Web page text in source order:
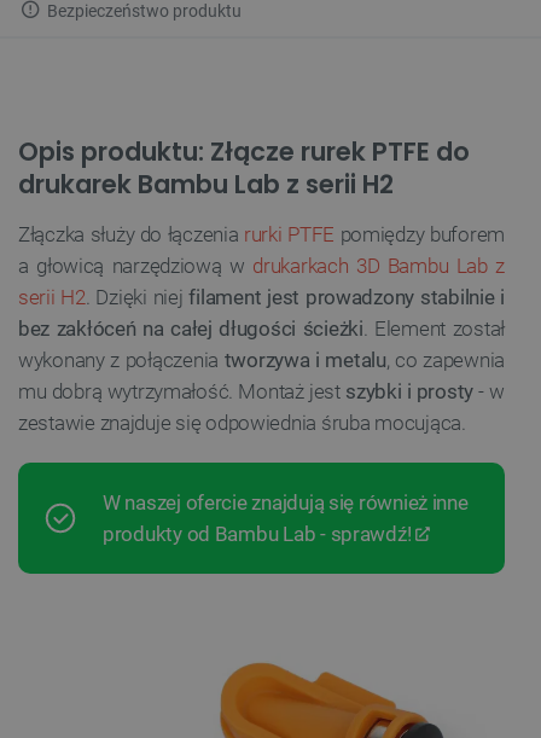
Bezpieczeństwo produktu
Opis produktu: Złącze rurek PTFE do
drukarek Bambu Lab z serii H2
Złączka służy do łączenia rurki PTFE pomiędzy buforem
a głowicą narzędziową w drukarkach 3D Bambu Lab z
serii H2. Dzięki niejfilament jest prowadzony stabilnie i
bez zakłóceń na całej długości ścieżki. Element został
wykonany z połączenia tworzywa i metalu, co zapewnia
mu dobrą wytrzymałość. Montaż jest szybki i prosty - w
zestawie znajduje się odpowiednia śruba mocująca.
W naszej ofercie znajdują się również inne
produkty od Bambu Lab - sprawdź!